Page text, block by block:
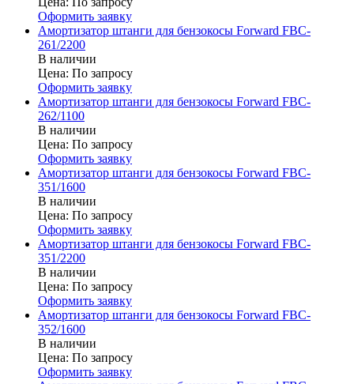
Оформить заявку
Амортизатор штанги для бензокосы Forward FBC-
261/2200
В наличии
Цена: По запросу
Оформить заявку
Амортизатор штанги для бензокосы Forward FBC-
262/1100
В наличии
Цена: По запросу
Оформить заявку
Амортизатор штанги для бензокосы Forward FBC-
351/1600
В наличии
Цена: По запросу
Оформить заявку
Амортизатор штанги для бензокосы Forward FBC-
351/2200
В наличии
Цена: По запросу
Оформить заявку
Амортизатор штанги для бензокосы Forward FBC-
352/1600
В наличии
Цена: По запросу
Оформить заявку